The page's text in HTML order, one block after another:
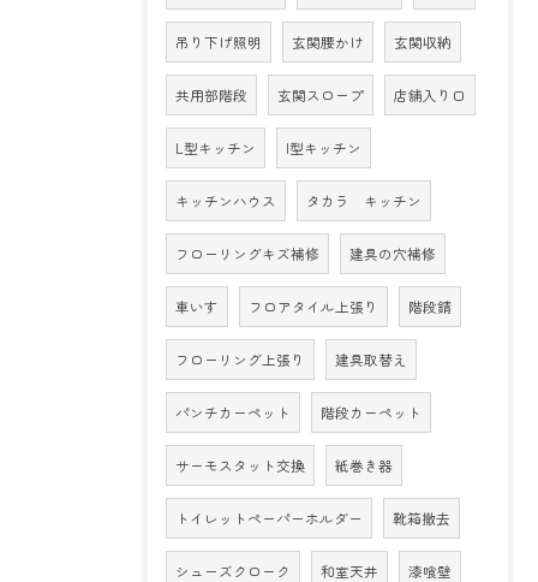
吊り下げ照明 玄関腰かけ 玄関収納
共用部階段 玄関スロープ 店舗入り口
L型キッチン I型キッチン
キッチンハウス タカラ キッチン
フローリングキズ補修 建具の穴補修
車いす フロアタイル上張り 階段錆
フローリング上張り 建具取替え
パンチカーペット 階段カーペット
サーモスタット交換 紙巻き器
トイレットペーパーホルダー 靴箱撤去
シューズクローク 和室天井 漆喰壁